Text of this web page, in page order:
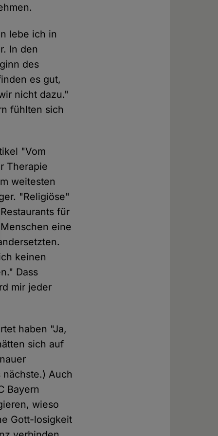
lebe ich in
In den
des
es gut,
nicht dazu."
fühlten sich
"Vom
Therapie
weitesten
"Religiöse"
für
eine
keinen
Dass
mir jeder
haben "Ja,
sich auf
Auch
Bayern
wieso
Gott-losigkeit